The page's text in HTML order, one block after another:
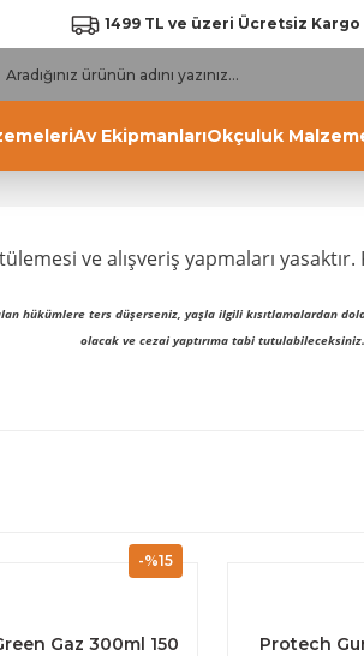
1499 TL ve üzeri Ücretsiz Kargo
Av EkipmanlarıOkçuluk
ve alışveriş yapmaları
hükümlere ters düşerseniz, yaşla ilgili kısıtlamalardan
olacak ve cezai yaptırıma tabi tutulabileceksiniz.
-%15
Gaz 300ml 150
Protech